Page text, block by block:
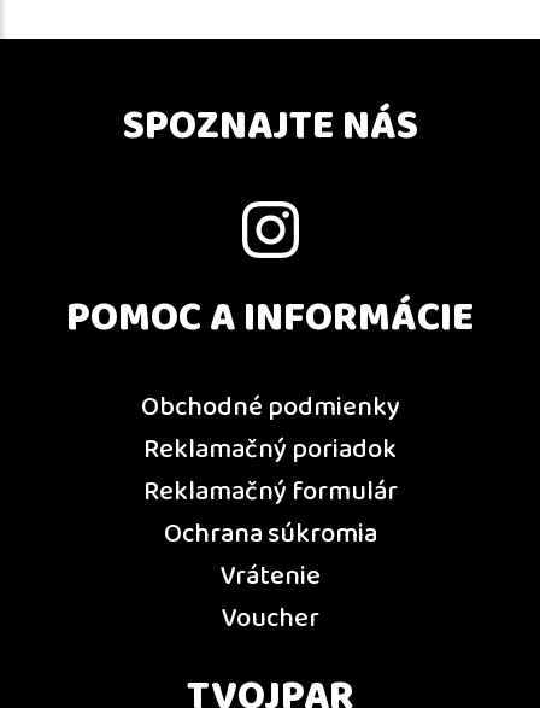
SPOZNAJTE NÁS
POMOC A INFORMÁCIE
Obchodné podmienky
Reklamačný poriadok
Reklamačný formulár
Ochrana súkromia
Vrátenie
Voucher